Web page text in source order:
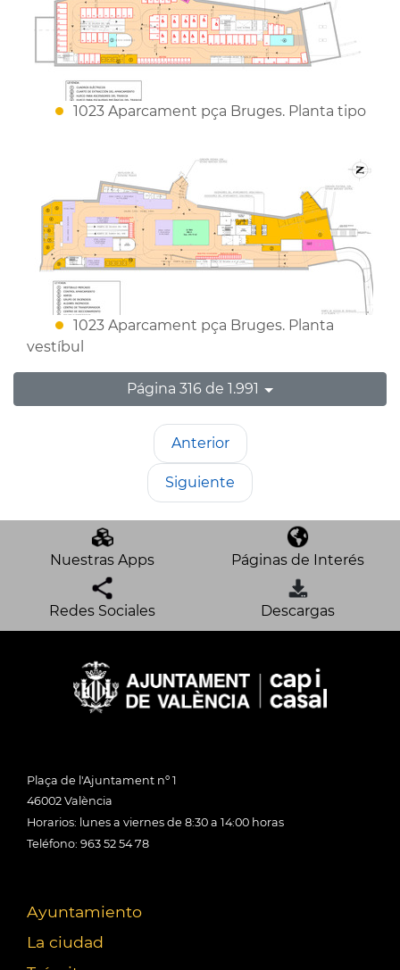
1023 Aparcament pça Bruges. Planta tipo
1023 Aparcament pça Bruges. Planta
vestíbul
Página 316 de 1.991
Anterior
Siguiente
Nuestras Apps Páginas de Interés
Redes Sociales Descargas
Plaça de l'Ajuntament nº 1
46002 València
Horarios: lunes a viernes de 8:30 a 14:00 horas
Teléfono: 963 52 54 78
Ayuntamiento
La ciudad